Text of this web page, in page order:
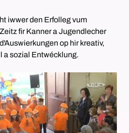
iwwer den Erfolleg vum
fir Kanner a Jugendlecher
op hir kreativ,
a sozial Entwécklung.